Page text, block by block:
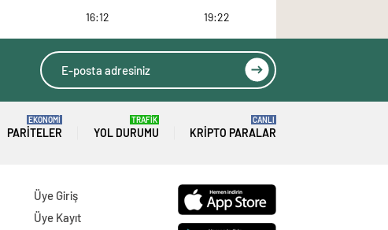
16:12 19:22
PARITELER
EKONOMİ
YOL DURUMU
TRAFİK
KRIPTO PARALAR
CANLI
Üye Giriş
Üye Kayıt